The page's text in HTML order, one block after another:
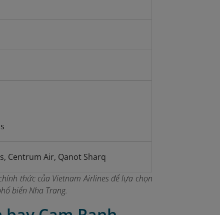
Centrum Air, Qanot Sharq
thức của Vietnam Airlines để lựa chọn
biển Nha Trang.